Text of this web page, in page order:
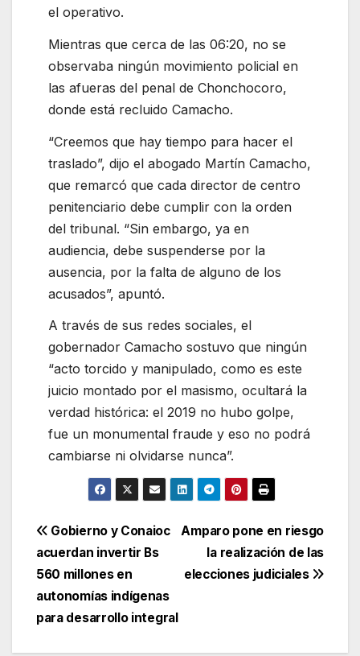
el operativo.
Mientras que cerca de las 06:20, no se
observaba ningún movimiento policial en
las afueras del penal de Chonchocoro,
donde está recluido Camacho.
“Creemos que hay tiempo para hacer el
traslado”, dijo el abogado Martín Camacho,
que remarcó que cada director de centro
penitenciario debe cumplir con la orden
del tribunal. “Sin embargo, ya en
audiencia, debe suspenderse por la
ausencia, por la falta de alguno de los
acusados”, apuntó.
A través de sus redes sociales, el
gobernador Camacho sostuvo que ningún
“acto torcido y manipulado, como es este
juicio montado por el masismo, ocultará la
verdad histórica: el 2019 no hubo golpe,
fue un monumental fraude y eso no podrá
cambiarse ni olvidarse nunca”.
Navegación
de
entradas
Amparo pone en riesgo
la realización de las
elecciones judiciales
Gobierno y Conaioc
acuerdan invertir Bs
560 millones en
autonomías indígenas
para desarrollo integral